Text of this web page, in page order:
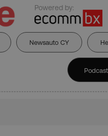
Powered by:
Newsauto CY